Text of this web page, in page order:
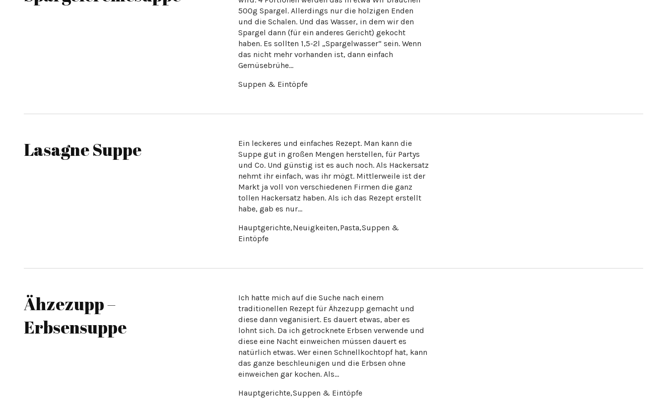
500g Spargel. Allerdings nur die holzigen Enden
und die Schalen. Und das Wasser, in dem wir den
Spargel dann (für ein anderes Gericht) gekocht
haben. Es sollten 1,5-2l „Spargelwasser“ sein. Wenn
das nicht mehr vorhanden ist, dann einfach
Gemüsebrühe…
Lasagne Suppe
Ein leckeres und einfaches Rezept. Man kann die
Suppe gut in großen Mengen herstellen, für Partys
und Co. Und günstig ist es auch noch. Als Hackersatz
nehmt ihr einfach, was ihr mögt. Mittlerweile ist der
Markt ja voll von verschiedenen Firmen die ganz
tollen Hackersatz haben. Als ich das Rezept erstellt
habe, gab es nur…
Ähzezupp –
Erbsensuppe
Ich hatte mich auf die Suche nach einem
traditionellen Rezept für Ähzezupp gemacht und
diese dann veganisiert. Es dauert etwas, aber es
lohnt sich. Da ich getrocknete Erbsen verwende und
diese eine Nacht einweichen müssen dauert es
natürlich etwas. Wer einen Schnellkochtopf hat, kann
das ganze beschleunigen und die Erbsen ohne
einweichen gar kochen. Als…